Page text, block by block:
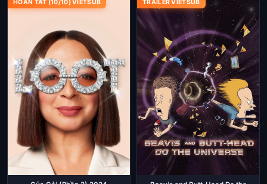
HOÀN TẤT (10/10) VIETSUB TRAILER VIETSUB